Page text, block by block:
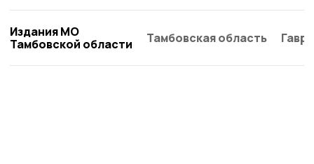
Издания МО
Тамбовской области
Тамбовская область